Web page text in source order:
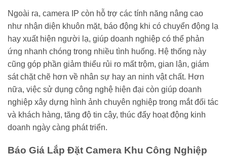
Ngoài ra, camera IP còn hỗ trợ các tính năng nâng cao
như nhận diện khuôn mặt, báo động khi có chuyển động lạ
hay xuất hiện người lạ, giúp doanh nghiệp có thể phản
ứng nhanh chóng trong nhiều tình huống. Hệ thống này
cũng góp phần giảm thiểu rủi ro mất trộm, gian lận, giám
sát chặt chẽ hơn về nhân sự hay an ninh vật chất. Hơn
nữa, việc sử dụng công nghệ hiện đại còn giúp doanh
nghiệp xây dựng hình ảnh chuyên nghiệp trong mắt đối tác
và khách hàng, tăng độ tin cậy, thúc đẩy hoạt động kinh
doanh ngày càng phát triển.
Báo Giá Lắp Đặt Camera Khu Công Nghiệp